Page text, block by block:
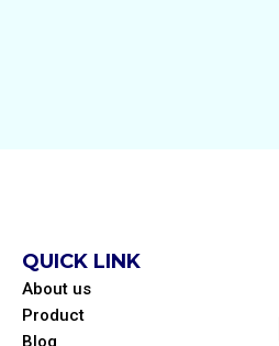
QUICK LINK
About us
Product
Blog